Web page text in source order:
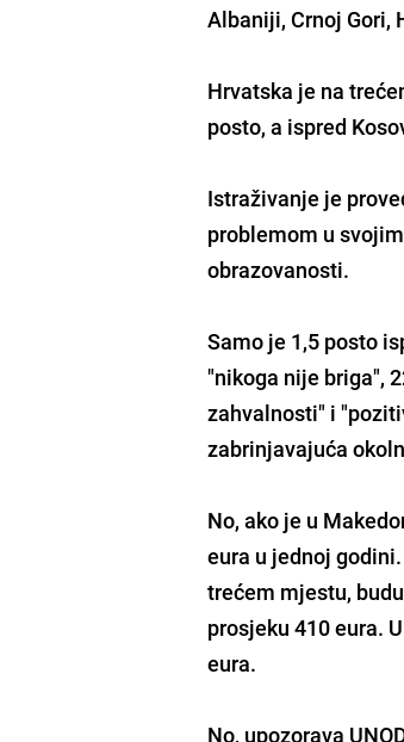
Albaniji, Crnoj Gori,
Hrvatska je na
posto, a ispred
Istraživanje je
problemom u
obrazovanosti.
Samo je 1,5 posto
"nikoga nije briga",
zahvalnosti" i
zabrinjavajuća
No, ako je u
eura u jednoj
trećem mjestu,
prosjeku 410 eura.
eura.
No, upozorava